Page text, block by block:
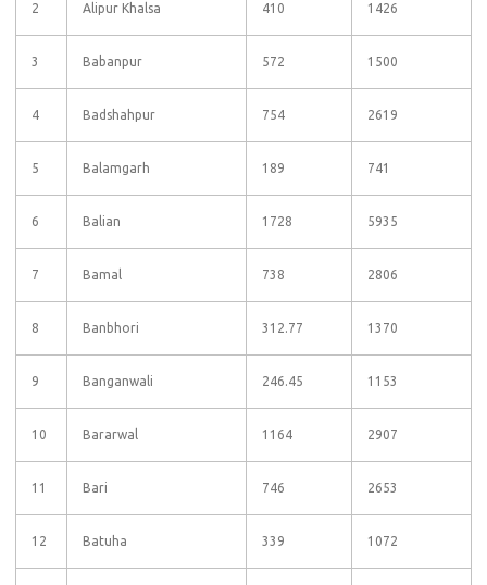
2 Alipur Khalsa 410 1426
3 Babanpur 572 1500
4 Badshahpur 754 2619
5 Balamgarh 189 741
6 Balian 1728 5935
7 Bamal 738 2806
8 Banbhori 312.77 1370
9 Banganwali 246.45 1153
10 Bararwal 1164 2907
11 Bari 746 2653
12 Batuha 339 1072